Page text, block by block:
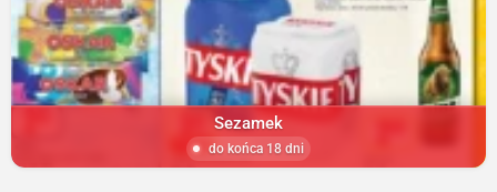
Sezamek
do końca 18 dni